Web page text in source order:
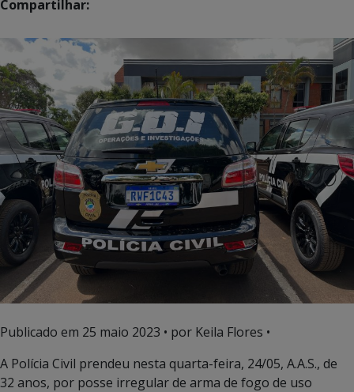
Compartilhar:
Publicado em 25 maio 2023 • por Keila Flores •
A Polícia Civil prendeu nesta quarta-feira, 24/05, A.A.S., de
32 anos, por posse irregular de arma de fogo de uso